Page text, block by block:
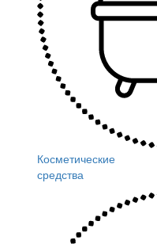
Косметические
средства